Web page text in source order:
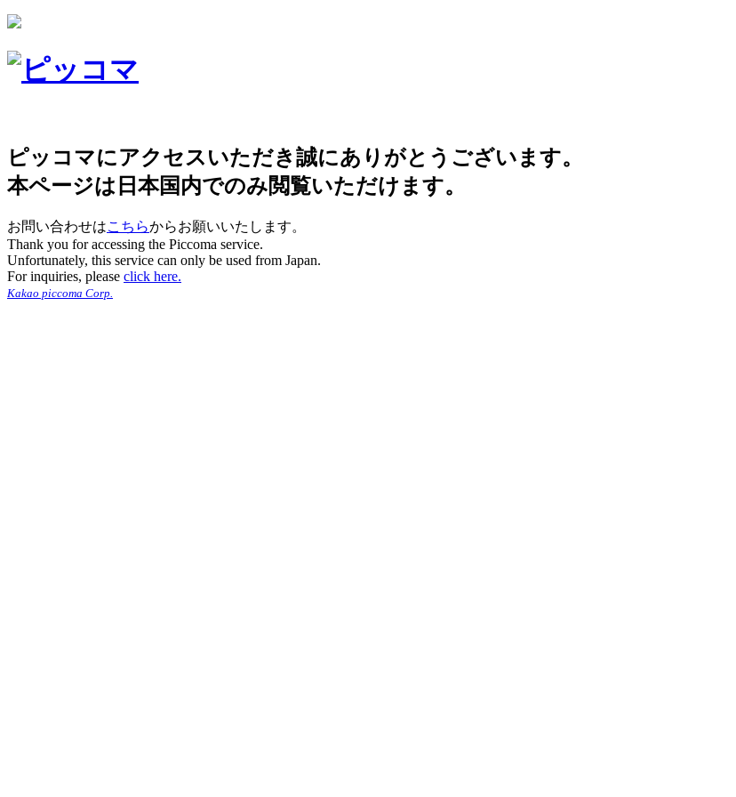
ピッコマにアクセスいただき誠にありがとうございます。
本ページは日本国内でのみ閲覧いただけます。
お問い合わせはこちらからお願いいたします。
Thank you for accessing the Piccoma service.
Unfortunately, this service can only be used from Japan.
For inquiries, please click here.
Kakao piccoma Corp.